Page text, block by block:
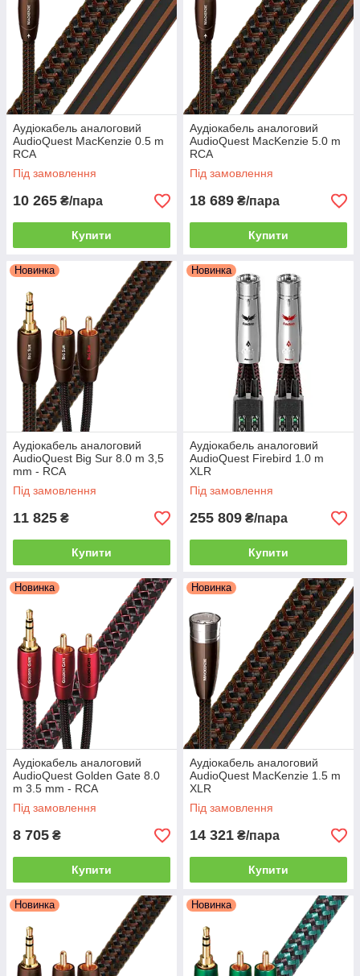
Аудіокабель аналоговий
AudioQuest MacKenzie 0.5 m
RCA
Під замовлення
10 265 ₴/пара
Купити
Аудіокабель аналоговий
AudioQuest MacKenzie 5.0 m
RCA
Під замовлення
18 689 ₴/пара
Купити
Новинка
Аудіокабель аналоговий
AudioQuest Big Sur 8.0 m 3,5
mm - RCA
Під замовлення
11 825 ₴
Купити
Новинка
Аудіокабель аналоговий
AudioQuest Firebird 1.0 m
XLR
Під замовлення
255 809 ₴/пара
Купити
Новинка
Аудіокабель аналоговий
AudioQuest Golden Gate 8.0
m 3.5 mm - RCA
Під замовлення
8 705 ₴
Купити
Новинка
Аудіокабель аналоговий
AudioQuest MacKenzie 1.5 m
XLR
Під замовлення
14 321 ₴/пара
Купити
Новинка Новинка